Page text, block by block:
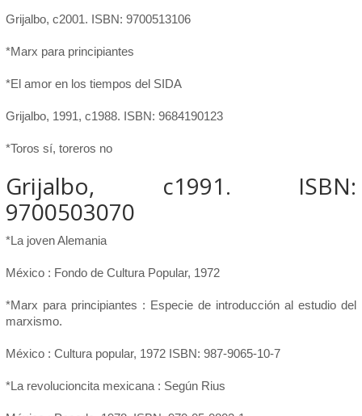
Grijalbo, c2001. ISBN: 9700513106
*Marx para principiantes
*El amor en los tiempos del SIDA
Grijalbo, 1991, c1988. ISBN: 9684190123
*Toros sí, toreros no
Grijalbo, c1991. ISBN:
9700503070
*La joven Alemania
México : Fondo de Cultura Popular, 1972
*Marx para principiantes : Especie de introducción al estudio del
marxismo.
México : Cultura popular, 1972 ISBN: 987-9065-10-7
*La revolucioncita mexicana : Según Rius